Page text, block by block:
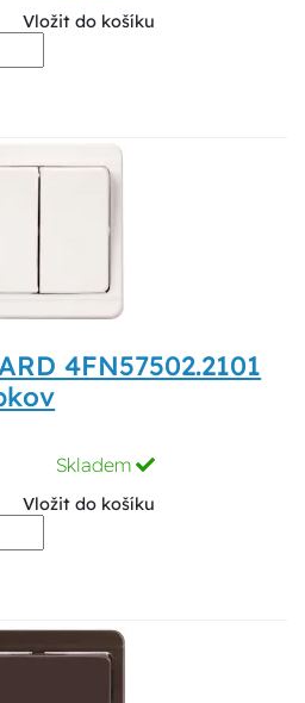
Vložit do košíku
4FN57502.2101
Skladem
Vložit do košíku